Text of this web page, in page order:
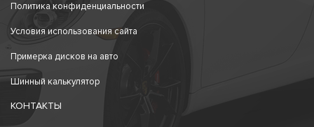
Политика конфиденциальности
Условия использования сайта
Примерка дисков на авто
Шинный калькулятор
КОНТАКТЫ